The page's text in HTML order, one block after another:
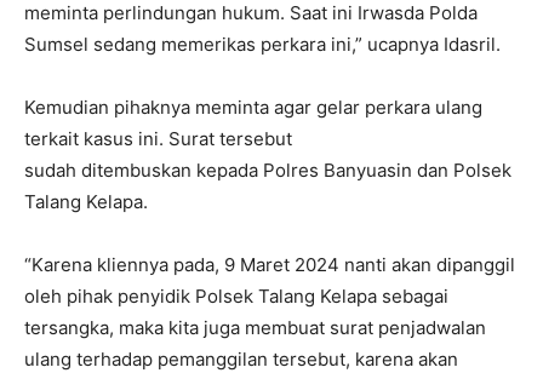
meminta perlindungan hukum. Saat ini Irwasda Polda
Sumsel sedang memerikas perkara ini,” ucapnya Idasril.
Kemudian pihaknya meminta agar gelar perkara ulang
terkait kasus ini. Surat tersebut
sudah ditembuskan kepada Polres Banyuasin dan Polsek
Talang Kelapa.
“Karena kliennya pada, 9 Maret 2024 nanti akan dipanggil
oleh pihak penyidik Polsek Talang Kelapa sebagai
tersangka, maka kita juga membuat surat penjadwalan
ulang terhadap pemanggilan tersebut, karena akan